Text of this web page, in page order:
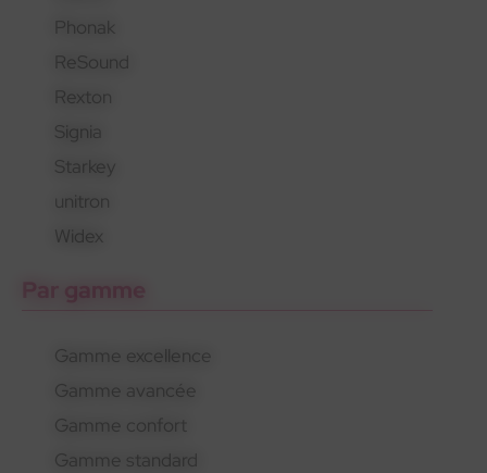
Phonak
ReSound
Rexton
Signia
Starkey
unitron
Widex
Par gamme
Gamme excellence
Gamme avancée
Gamme confort
Gamme standard